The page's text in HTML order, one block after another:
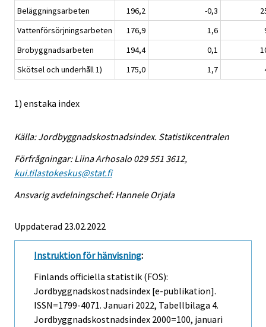
Beläggningsarbeten
196,2 -0,3
Vattenförsörjningsarbeten
176,9 1,6
Brobyggnadsarbeten
194,4 0,1
Skötsel och underhåll 1)
175,0 1,7
1) enstaka index
Källa: Jordbyggnadskostnadsindex. Statistikcentralen
Förfrågningar: Liina Arhosalo 029 551 3612,
kui.tilastokeskus@stat.fi
Ansvarig avdelningschef: Hannele Orjala
Uppdaterad 23.02.2022
Instruktion för hänvisning:
Finlands officiella statistik (FOS):
Jordbyggnadskostnadsindex [e-publikation].
ISSN=1799-4071. Januari 2022, Tabellbilaga 4.
Jordbyggnadskostnadsindex 2000=100, januari